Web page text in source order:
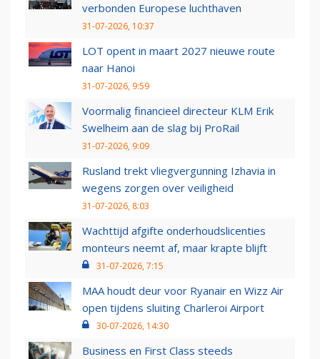
verbonden Europese luchthaven
31-07-2026, 10:37
LOT opent in maart 2027 nieuwe route
naar Hanoi
31-07-2026, 9:59
Voormalig financieel directeur KLM Erik
Swelheim aan de slag bij ProRail
31-07-2026, 9:09
Rusland trekt vliegvergunning Izhavia in
wegens zorgen over veiligheid
31-07-2026, 8:03
Wachttijd afgifte onderhoudslicenties
monteurs neemt af, maar krapte blijft
31-07-2026, 7:15
MAA houdt deur voor Ryanair en Wizz Air
open tijdens sluiting Charleroi Airport
30-07-2026, 14:30
Business en First Class steeds